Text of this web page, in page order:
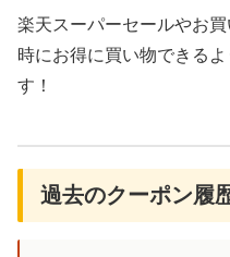
楽天スーパーセールやお
時にお得に買い物できる
す！
過去のクーポン履